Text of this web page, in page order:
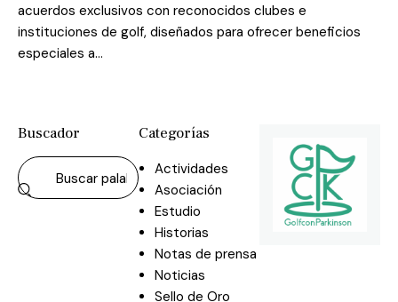
acuerdos exclusivos con reconocidos clubes e
instituciones de golf, diseñados para ofrecer beneficios
especiales a…
Buscador Categorías
Actividades
Asociación
Estudio
Historias
Notas de prensa
Noticias
Sello de Oro